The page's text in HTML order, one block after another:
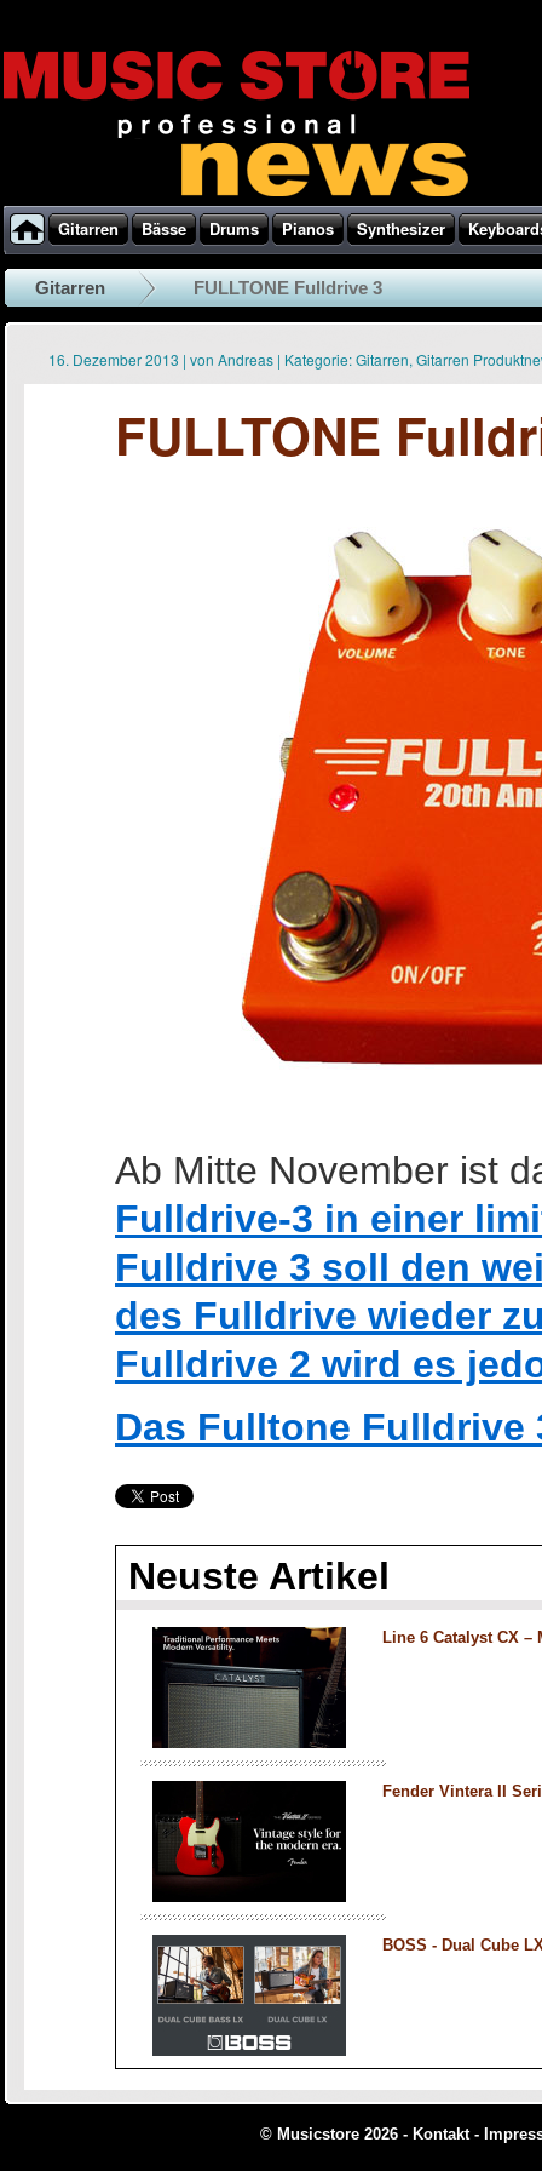
Gitarren Bässe Drums Pianos Synthesizer
Gitarren FULLTONE Fulldrive 3
16. Dezember 2013 | von Andreas | Kategorie:Gitarren, Gitarren
FULLTONE
Ab Mitte November ist
Fulldrive-3 in einer
Fulldrive 3 soll den
des Fulldrive wieder
Fulldrive 2 wird es
Das Fulltone
Neuste Artikel
Line 6 Catalyst CX
Fender Vintera II
BOSS - Dual Cube
© Musicstore 2026 - Kontakt-